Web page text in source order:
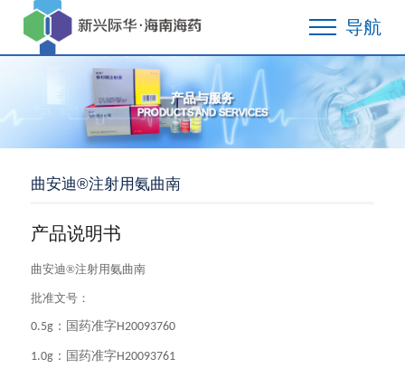
导航
产品与服务
PRODUCTS AND SERVICES
曲安迪®注射用氨曲南
产品说明书
曲安迪®注射用氨曲南
批准文号：
0.5g ：国药准字H20093760
1.0g ：国药准字H20093761